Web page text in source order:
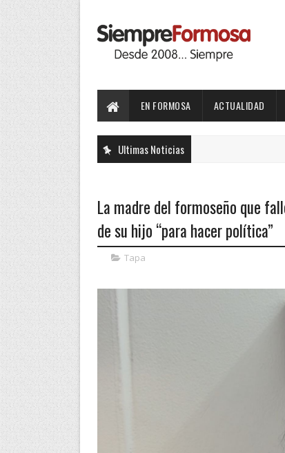
EN FORMOSA ACTUALIDAD
Ultimas Noticias
La madre del formoseño que
de su hijo “para hacer política”
Tapa